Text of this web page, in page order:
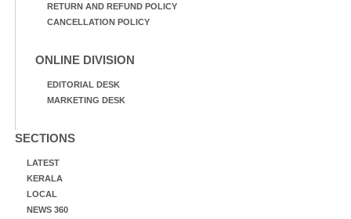
RETURN AND REFUND POLICY
CANCELLATION POLICY
ONLINE DIVISION
EDITORIAL DESK
MARKETING DESK
SECTIONS
LATEST
KERALA
LOCAL
NEWS 360